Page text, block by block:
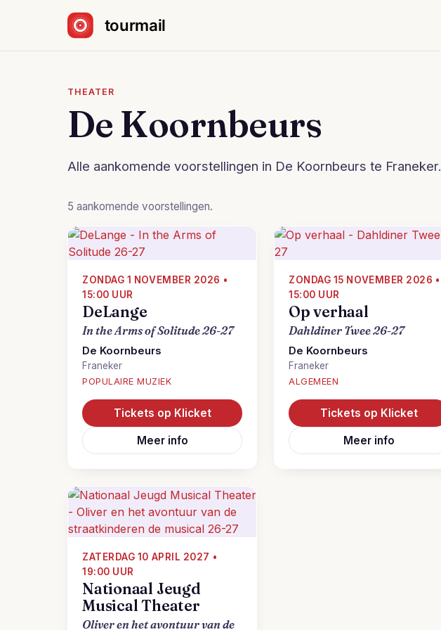
THEATER
De Koornbeurs
Alle aankomende voorstellingen in De Koornbeurs te Franeker.
5 aankomende voorstellingen.
ZONDAG 1 NOVEMBER 2026 •
15:00 UUR
DeLange
In the Arms of Solitude 26-27
De Koornbeurs
Franeker
POPULAIRE MUZIEK
Tickets op Klicket
Meer info
ZONDAG 15 NOVEMBER 2026 •
15:00 UUR
Op verhaal
Dahldiner Twee 26-27
De Koornbeurs
Franeker
ALGEMEEN
Tickets op Klicket
Meer info
ZATERDAG 10 APRIL 2027 •
19:00 UUR
Nationaal Jeugd
Musical Theater
Oliver en het avontuur van de